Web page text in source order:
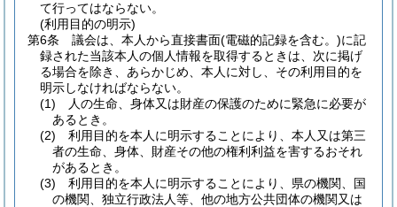
て行ってはならない。
(利用目的の明示)
第6条
議会は、本人から直接書面(電磁的記録を含む。)に記
録された当該本人の個人情報を取得するときは、次に掲げ
る場合を除き、あらかじめ、本人に対し、その利用目的を
明示しなければならない。
(1)
人の生命、身体又は財産の保護のために緊急に必要が
あるとき。
(2)
利用目的を本人に明示することにより、本人又は第三
者の生命、身体、財産その他の権利利益を害するおそれ
があるとき。
(3)
利用目的を本人に明示することにより、県の機関、国
の機関、独立行政法人等、他の地方公共団体の機関又は